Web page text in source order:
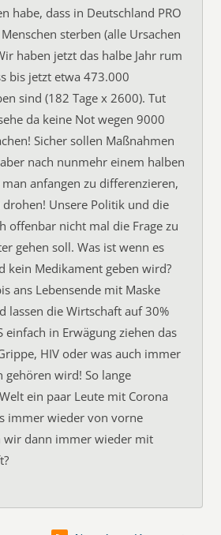
habe, dass in Deutschland PRO
sterben (alle Ursachen
haben jetzt das halbe Jahr rum
bis jetzt etwa 473.000
sind (182 Tage x 2600). Tut
da keine Not wegen 9000
Sicher sollen Maßnahmen
nach nunmehr einem halben
anfangen zu differenzieren,
Unsere Politik und die
offenbar nicht mal die Frage zu
gehen soll. Was ist wenn es
kein Medikament geben wird?
ans Lebensende mit Maske
lassen die Wirtschaft auf 30%
einfach in Erwägung ziehen das
HIV oder was auch immer
gehören wird! So lange
ein paar Leute mit Corona
immer wieder von vorne
wir dann immer wieder mit